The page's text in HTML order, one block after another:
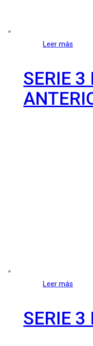
Leer más
SERIE
Leer más
SERIE 3